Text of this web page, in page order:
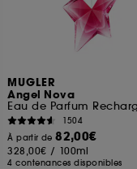
MUGLER
Angel Nova
1504
À partir de82,00€
328,00€ / 100ml
4 contenances disponibles